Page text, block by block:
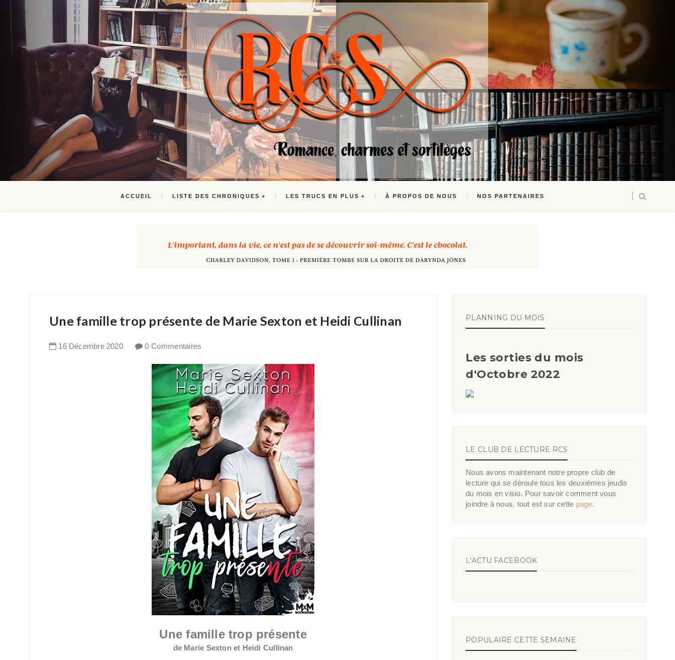
ACCUEIL LISTE DES CHRONIQUES LES TRUCS EN PLUS À PROPOS DE NOUS NOS PARTENAIRES
Une famille trop présente de Marie Sexton et Heidi Cullinan
16 Décembre 2020 0 Commentaires
Une famille trop présente
de Marie Sexton et Heidi Cullinan
PLANNING DU MOIS
Les sorties du mois
d'Octobre 2022
LE CLUB DE LECTURE RCS
Nous avons maintenant notre propre club de
lecture qui se déroule tous les deuxièmes jeudis
du mois en visio. Pour savoir comment vous
joindre à nous, tout est sur cette page.
L'ACTU FACEBOOK
POPULAIRE CETTE SEMAINE